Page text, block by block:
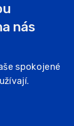
nás
spokojené